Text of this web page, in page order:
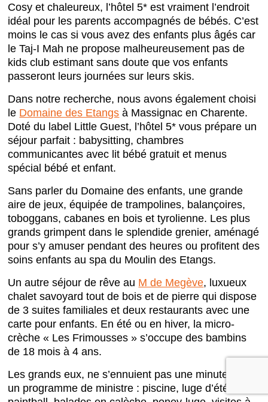
Cosy et chaleureux, l’hôtel 5* est vraiment l’endroit
idéal pour les parents accompagnés de bébés. C’est
moins le cas si vous avez des enfants plus âgés car
le Taj-I Mah ne propose malheureusement pas de
kids club estimant sans doute que vos enfants
passeront leurs journées sur leurs skis.
Dans notre recherche, nous avons également choisi
le Domaine des Etangs à Massignac en Charente.
Doté du label Little Guest, l’hôtel 5* vous prépare un
séjour parfait : babysitting, chambres
communicantes avec lit bébé gratuit et menus
spécial bébé et enfant.
Sans parler du Domaine des enfants, une grande
aire de jeux, équipée de trampolines, balançoires,
toboggans, cabanes en bois et tyrolienne. Les plus
grands grimpent dans le splendide grenier, aménagé
pour s’y amuser pendant des heures ou profitent des
soins enfants au spa du Moulin des Etangs.
Un autre séjour de rêve au M de Megève, luxueux
chalet savoyard tout de bois et de pierre qui dispose
de 3 suites familiales et deux restaurants avec une
carte pour enfants. En été ou en hiver, la micro-
crèche « Les Frimousses » s’occupe des bambins
de 18 mois à 4 ans.
Les grands eux, ne s’ennuient pas une minute avec
un programme de ministre : piscine, luge d’été,